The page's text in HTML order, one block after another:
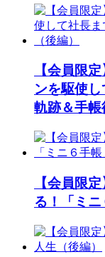
【会員限
ンを駆使
軌跡＆手帳
【会員限
る！「ミニ